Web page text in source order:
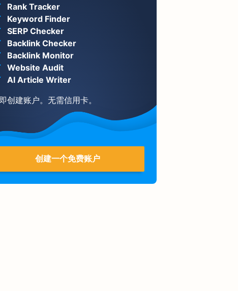
Rank Tracker
Keyword Finder
SERP Checker
Backlink Checker
Backlink Monitor
Website Audit
AI Article Writer
创建账户。无需信用卡。
创建一个免费账户